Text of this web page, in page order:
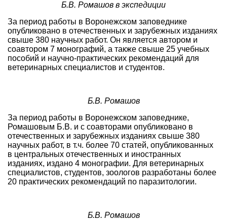
Б.В. Ромашов в экспедиции
За период работы в Воронежском заповеднике
опубликовано в отечественных и зарубежных изданиях
свыше 380 научных работ. Он является автором и
соавтором 7 монографий, а также свыше 25 учебных
пособий и научно-практических рекомендаций для
ветеринарных специалистов и студентов.
Б.В. Ромашов
За период работы в Воронежском заповеднике,
Ромашовым Б.В. и с соавторами опубликовано в
отечественных и зарубежных изданиях свыше 380
научных работ, в т.ч. более 70 статей, опубликованных
в центральных отечественных и иностранных
изданиях, издано 4 монографии. Для ветеринарных
специалистов, студентов, зоологов разработаны более
20 практических рекомендаций по паразитологии.
Б.В. Ромашов